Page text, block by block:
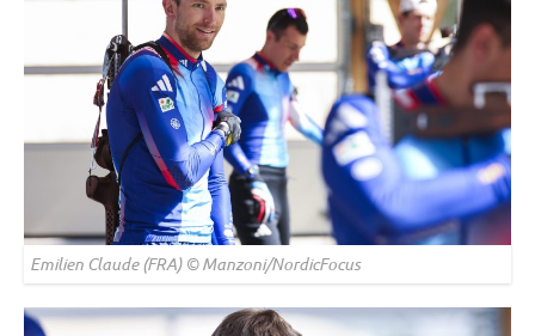
Emilien Claude (FRA) © Manzoni/NordicFocus